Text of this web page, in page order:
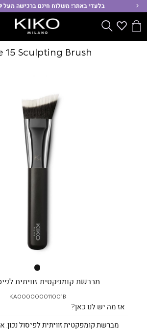
בלעדי באתר! משלוח חינם ברכישה מעל 199 ש"ח >>
הסל
Wishlistחפש
15 Sculpting Brush
מברשת קומפקטית זוויתית
KA000000011001B
אז מה יש לנו כאן?
מברשת קומפקטית זוויתית לפיסול נכון.